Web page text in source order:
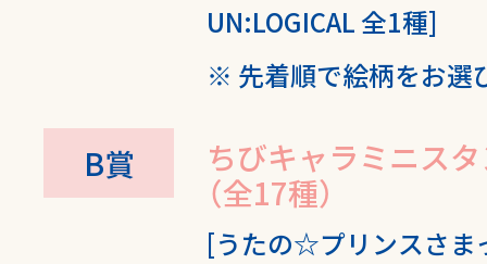
UN:LOGICAL 全1種]
先着順で絵柄をお選
B賞
ちびキャラミニス
（全17種）
[うたの☆プリンスさ